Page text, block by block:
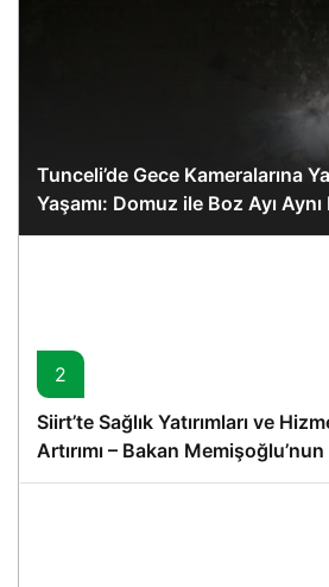
Tunceli’de Gece Kameralarına
Yaşamı: Domuz ile Boz Ayı
2
Siirt’te Sağlık Yatırımları ve
Artırımı – Bakan